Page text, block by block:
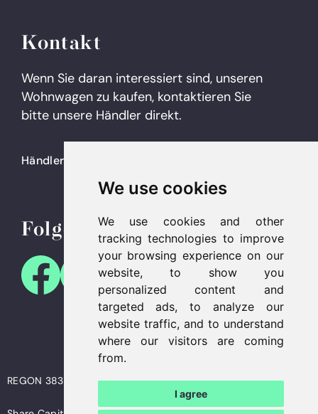
We use cookies
We use cookies and other
tracking technologies to improve
your browsing experience on our
website, to show you
personalized content and
targeted ads, to analyze our
website traffic, and to understand
where our visitors are coming
from.
I agree
Kontakt
Wenn Sie daran interessiert sind, unseren
Wohnwagen zu kaufen, kontaktieren Sie
bitte unsere Händler direkt.
Händler
Folge uns
REGON 383905230 | NIP 7322197087 | VAT ID PL7322197087